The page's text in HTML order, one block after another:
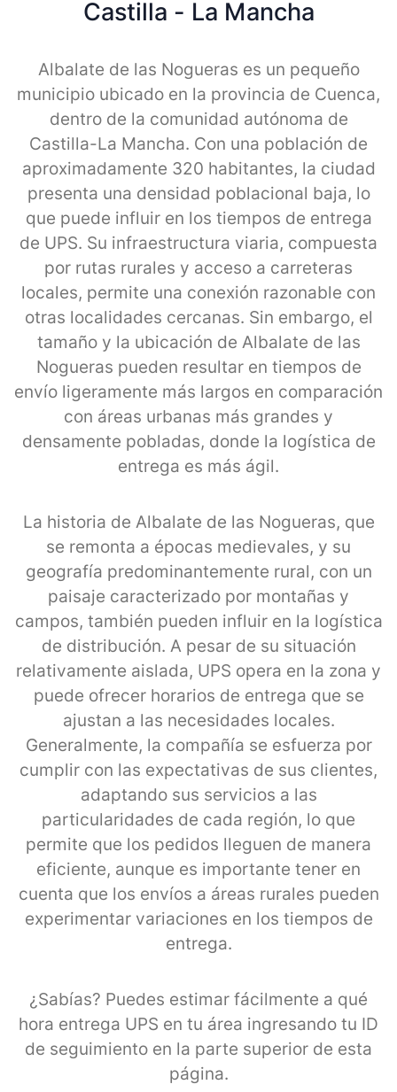
Castilla - La Mancha
Albalate de las Nogueras es un pequeño
municipio ubicado en la provincia de Cuenca,
dentro de la comunidad autónoma de
Castilla-La Mancha. Con una población de
aproximadamente 320 habitantes, la ciudad
presenta una densidad poblacional baja, lo
que puede influir en los tiempos de entrega
de UPS. Su infraestructura viaria, compuesta
por rutas rurales y acceso a carreteras
locales, permite una conexión razonable con
otras localidades cercanas. Sin embargo, el
tamaño y la ubicación de Albalate de las
Nogueras pueden resultar en tiempos de
envío ligeramente más largos en comparación
con áreas urbanas más grandes y
densamente pobladas, donde la logística de
entrega es más ágil.
La historia de Albalate de las Nogueras, que
se remonta a épocas medievales, y su
geografía predominantemente rural, con un
paisaje caracterizado por montañas y
campos, también pueden influir en la logística
de distribución. A pesar de su situación
relativamente aislada, UPS opera en la zona y
puede ofrecer horarios de entrega que se
ajustan a las necesidades locales.
Generalmente, la compañía se esfuerza por
cumplir con las expectativas de sus clientes,
adaptando sus servicios a las
particularidades de cada región, lo que
permite que los pedidos lleguen de manera
eficiente, aunque es importante tener en
cuenta que los envíos a áreas rurales pueden
experimentar variaciones en los tiempos de
entrega.
¿Sabías? Puedes estimar fácilmente a qué
hora entrega UPS en tu área ingresando tu ID
de seguimiento en la parte superior de esta
página.